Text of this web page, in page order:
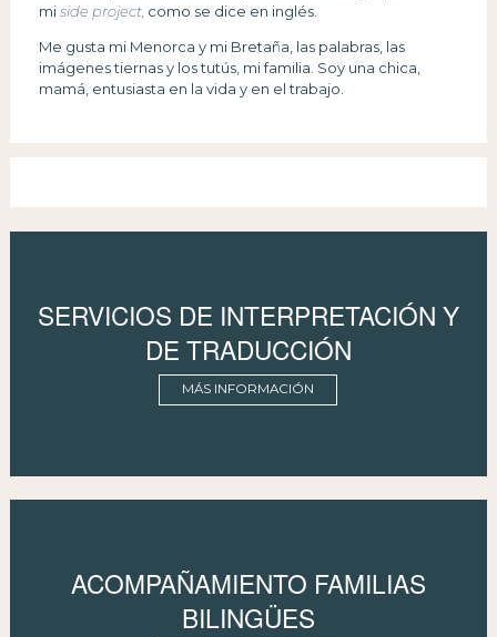
mi side project, como se dice en inglés.
Me gusta mi Menorca y mi Bretaña, las palabras, las
imágenes tiernas y los tutús, mi familia. Soy una chica,
mamá, entusiasta en la vida y en el trabajo.
SERVICIOS DE INTERPRETACIÓN Y
DE TRADUCCIÓN
MÁS INFORMACIÓN
ACOMPAÑAMIENTO FAMILIAS
BILINGÜES